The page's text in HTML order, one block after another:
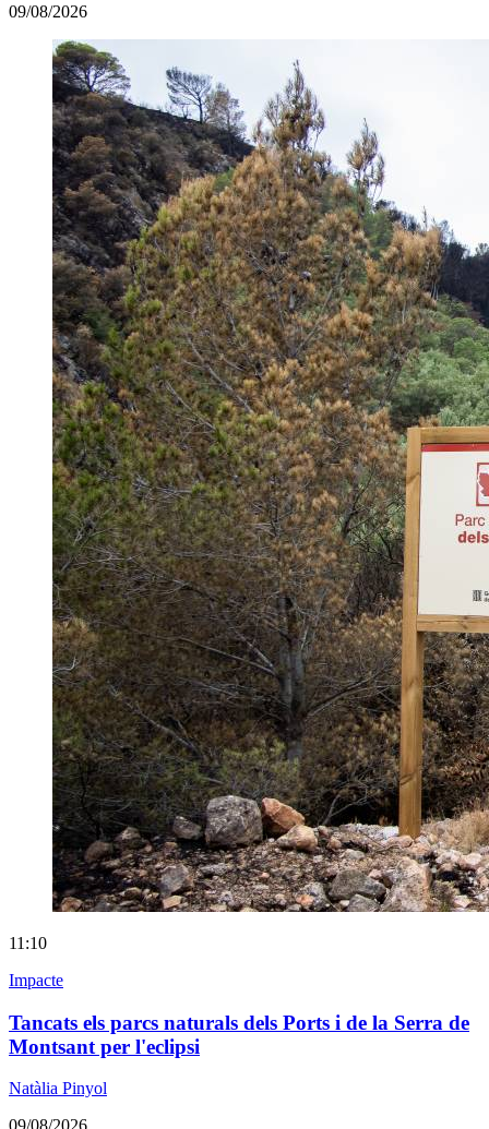
09/08/2026
11:10
Impacte
Tancats els parcs naturals dels Ports i de la Serra de
Montsant per l'eclipsi
Natàlia Pinyol